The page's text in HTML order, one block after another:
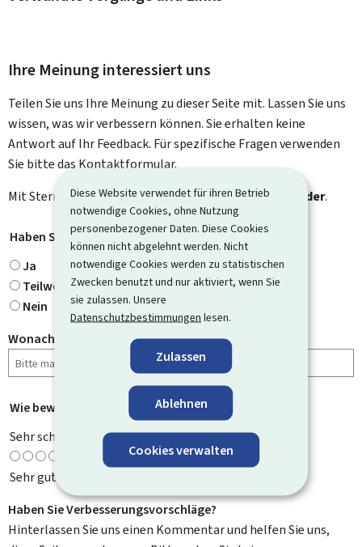
Diese Website verwendet für ihren Betrieb
notwendige Cookies, ohne Nutzung
personenbezogener Daten. Diese Cookies
können nicht abgelehnt werden. Nicht
notwendige Cookies werden zu statistischen
Zwecken benutzt und nur aktiviert, wenn Sie
sie zulassen. Unsere
Datenschutzbestimmungen lesen.
Zulassen
Ablehnen
Cookies verwalten
Ihre Meinung interessiert uns
Teilen Sie uns Ihre Meinung zu dieser Seite mit. Lassen Sie uns
wissen, was wir verbessern können. Sie erhalten keine
Antwort auf Ihr Feedback. Für spezifische Fragen verwenden
Sie bitte das Kontaktformular.
Mit Stern gekennzeichnete Felder ( * ) sindPflichtfelder.
Haben Sie gefunden, wonach Sie gesucht haben?
Ja
Teilweise
Nein
Wonach haben Sie gesucht?
Wie bewerten Sie diese Seite? *
Sehr schlecht
Sehr gut
Haben Sie Verbesserungsvorschläge?
Hinterlassen Sie uns einen Kommentar und helfen Sie uns,